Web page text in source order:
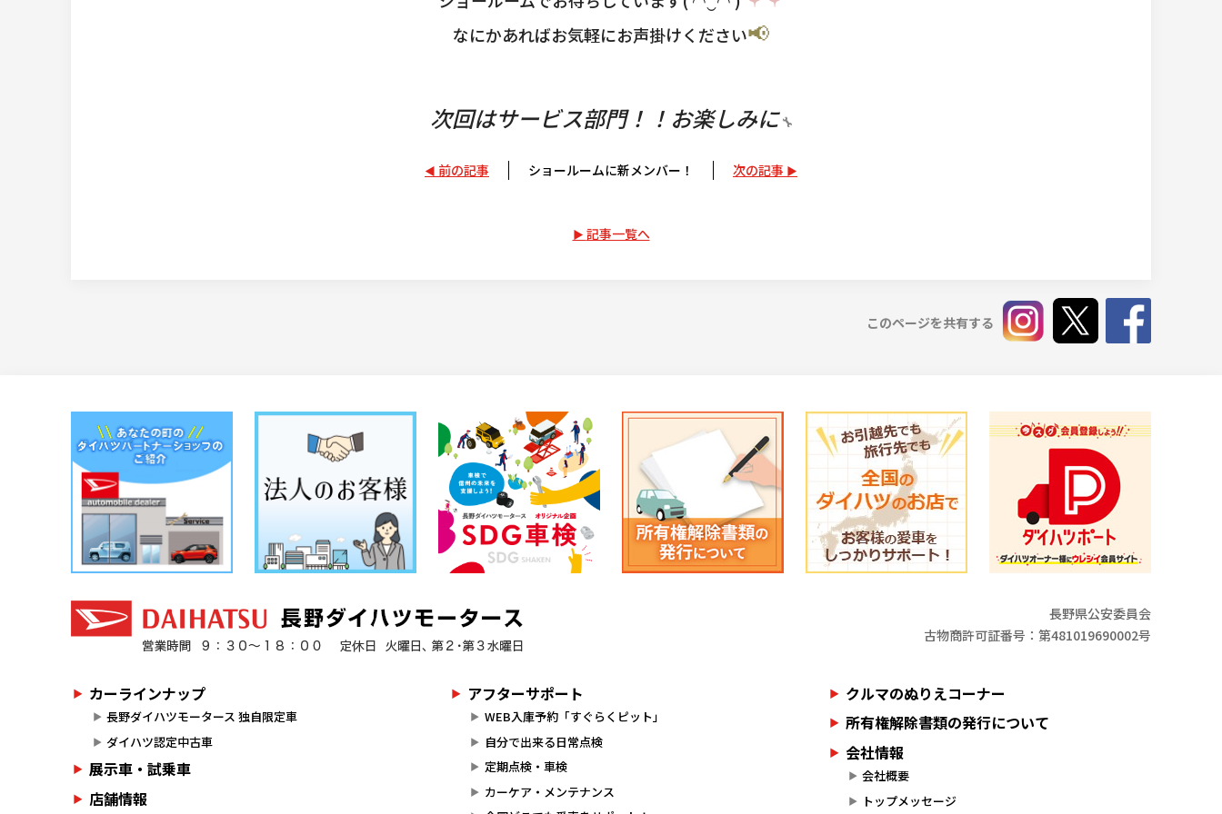
なにかあればお気軽にお声掛けください📢
次回はサービス部門！！お楽しみに🔧
前の記事 ショールームに新メンバー！ 次の記事
記事一覧へ
このページを共有する
長野県公安委員会
古物商許可証番号：第481019690002号
カーラインナップ
長野ダイハツモータース 独自限定車
ダイハツ認定中古車
展示車・試乗車
店舗情報
アフターサポート
WEB入庫予約「すぐらくピット」
自分で出来る日常点検
定期点検・車検
カーケア・メンテナンス
クルマのぬりえコーナー
所有権解除書類の発行について
会社情報
会社概要
トップメッセージ